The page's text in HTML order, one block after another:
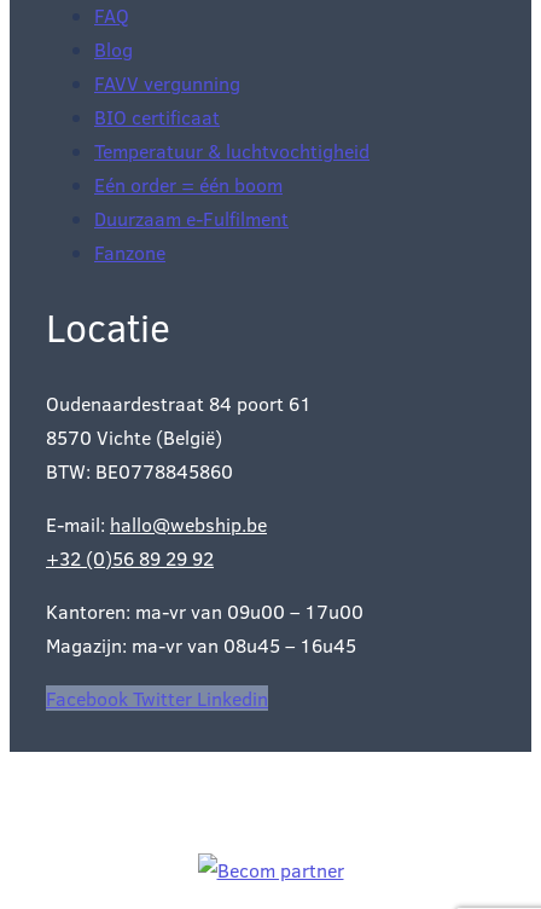
FAQ
Blog
FAVV vergunning
BIO certificaat
Temperatuur & luchtvochtigheid
Eén order = één boom
Duurzaam e-Fulfilment
Fanzone
Locatie
Oudenaardestraat 84 poort 61
8570 Vichte (België)
BTW: BE0778845860
E-mail: hallo@webship.be
+32 (0)56 89 29 92
Kantoren: ma-vr van 09u00 – 17u00
Magazijn: ma-vr van 08u45 – 16u45
Facebook Twitter Linkedin